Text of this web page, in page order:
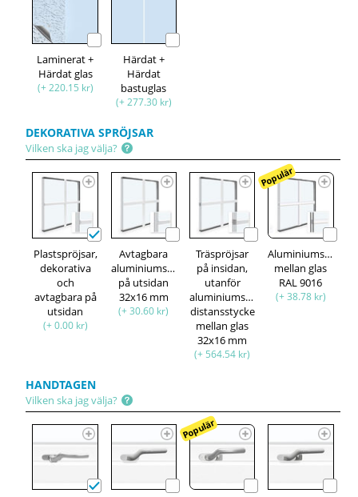
Laminerat +
Härdat glas
(+ 220.15 kr)
Härdat +
Härdat
bastuglas
(+ 277.30 kr)
DEKORATIVA SPRÖJSAR
Vilken ska jag välja?
Plastspröjsar,
dekorativa
och
avtagbara på
utsidan
(+ 0.00 kr)
Avtagbara
aluminiumspröjsar,
på utsidan
32x16 mm
(+ 30.60 kr)
Träspröjsar
på insidan,
utanför
aluminiumspröjsar,
distansstycke
mellan glas
32x16 mm
(+ 564.54 kr)
Populär
Aluminiumspröjsar
mellan glas
RAL 9016
(+ 38.78 kr)
HANDTAGEN
Vilken ska jag välja?
Populär